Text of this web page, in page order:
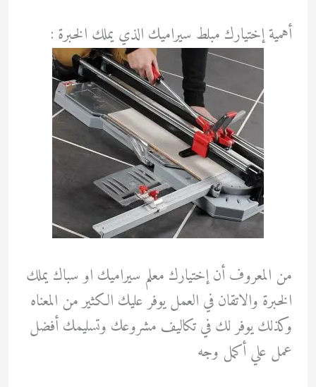
أهمية إختيارك مبلط سيراميك الذي يملك الخبرة :
من المعروف أن إختيارك معلم سيراميك او سباك يملك
الخبرة والاتقان في العمل يوفر عليك الكثير من المعناه
وكذلك يوفر لك في تكاليف مشروعك وتسليمك أفضل
عمل علي أكمل وجه